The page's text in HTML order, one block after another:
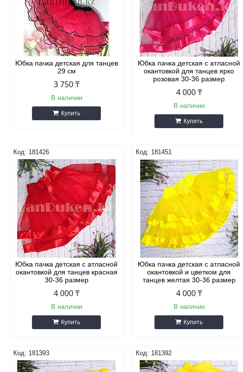
Юбка пачка детская для танцев
29 см
3 750 ₸
В наличии
Купить
Юбка пачка детская с атласной
окантовкой для танцев ярко
розовая 30-36 размер
4 000 ₸
В наличии
Купить
181426
Юбка пачка детская с атласной
окантовкой для танцев красная
30-36 размер
4 000 ₸
В наличии
Купить
181451
Юбка пачка детская с атласной
окантовкой и цветком для
танцев желтая 30-36 размер
4 000 ₸
В наличии
Купить
181393 181392